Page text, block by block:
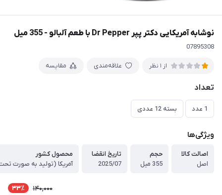
نوشابه آمریکایی دکتر پپر Dr Pepper با طعم آلبالو - 355 میل
07895308
از 1 نظر علاقه‌مندی مقایسه
تعداد
1 عدد بسته 12 عددی
ویژگی‌ها
اصالت کالا
اصل
حجم
355 میل
تاریخ انقضا
2025/07
محصول کشور
140,000 33٪